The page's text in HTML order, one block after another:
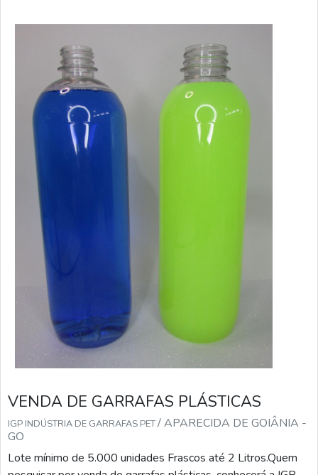
VENDA DE GARRAFAS PLÁSTICAS
IGP INDÚSTRIA DE GARRAFAS PET/ APARECIDA DE GOIÂNIA -
GO
Lote mínimo de 5.000 unidades Frascos até 2 Litros.Quem